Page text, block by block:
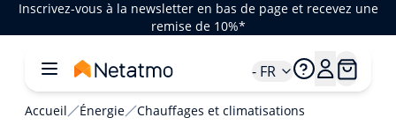
Inscrivez-vous à la newsletter en bas de page et recevez une
remise de 10%*
- FR
Accueil Énergie Chauffages et climatisations